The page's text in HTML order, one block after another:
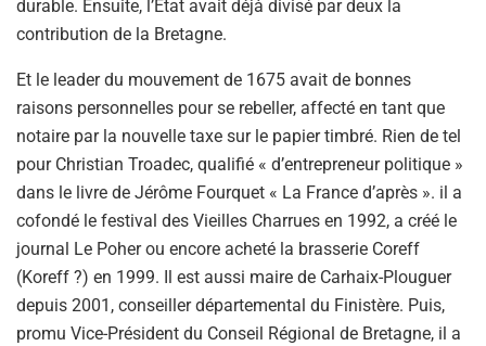
durable. Ensuite, l’Etat avait déjà divisé par deux la
contribution de la Bretagne.
Et le leader du mouvement de 1675 avait de bonnes
raisons personnelles pour se rebeller, affecté en tant que
notaire par la nouvelle taxe sur le papier timbré. Rien de tel
pour Christian Troadec, qualifié « d’entrepreneur politique »
dans le livre de Jérôme Fourquet « La France d’après ». il a
cofondé le festival des Vieilles Charrues en 1992, a créé le
journal Le Poher ou encore acheté la brasserie Coreff
(Koreff ?) en 1999. Il est aussi maire de Carhaix-Plouguer
depuis 2001, conseiller départemental du Finistère. Puis,
promu Vice-Président du Conseil Régional de Bretagne, il a